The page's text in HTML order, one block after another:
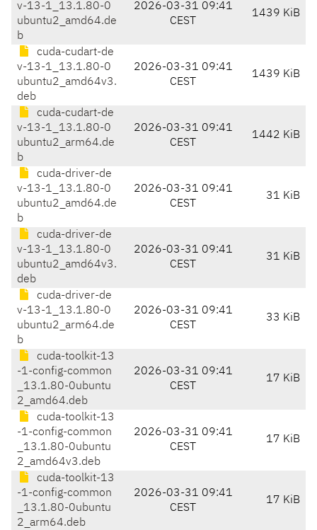
v-13-1_13.1.80-0
ubuntu2_amd64.de
b
2026-03-31 09:41
CEST
1439 KiB
cuda-cudart-de
v-13-1_13.1.80-0
ubuntu2_amd64v3.
deb
2026-03-31 09:41
CEST
1439 KiB
cuda-cudart-de
v-13-1_13.1.80-0
ubuntu2_arm64.de
b
2026-03-31 09:41
CEST
1442 KiB
cuda-driver-de
v-13-1_13.1.80-0
ubuntu2_amd64.de
b
2026-03-31 09:41
CEST
31 KiB
cuda-driver-de
v-13-1_13.1.80-0
ubuntu2_amd64v3.
deb
2026-03-31 09:41
CEST
31 KiB
cuda-driver-de
v-13-1_13.1.80-0
ubuntu2_arm64.de
b
2026-03-31 09:41
CEST
33 KiB
cuda-toolkit-13
-1-config-common
_13.1.80-0ubuntu
2_amd64.deb
2026-03-31 09:41
CEST
17 KiB
cuda-toolkit-13
-1-config-common
_13.1.80-0ubuntu
2_amd64v3.deb
2026-03-31 09:41
CEST
17 KiB
cuda-toolkit-13
-1-config-common
_13.1.80-0ubuntu
2_arm64.deb
2026-03-31 09:41
CEST
17 KiB